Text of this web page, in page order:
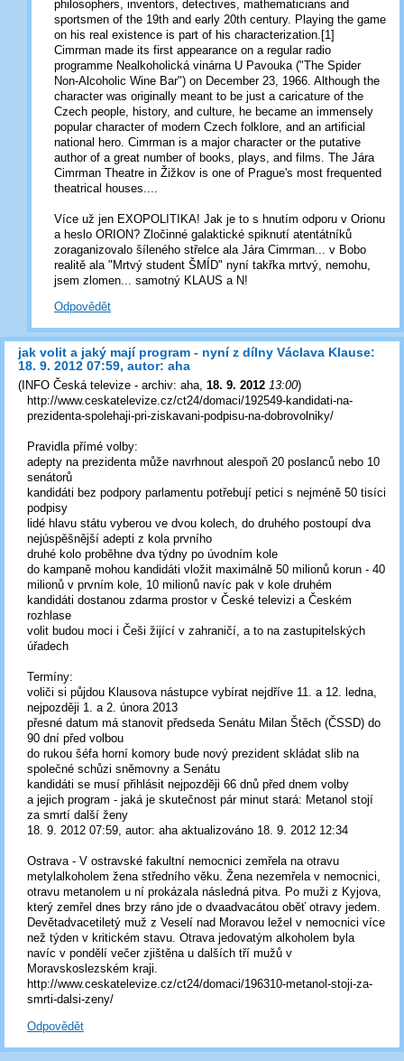
philosophers, inventors, detectives, mathematicians and
sportsmen of the 19th and early 20th century. Playing the game
on his real existence is part of his characterization.[1]
Cimrman made its first appearance on a regular radio
programme Nealkoholická vinárna U Pavouka ("The Spider
Non-Alcoholic Wine Bar") on December 23, 1966. Although the
character was originally meant to be just a caricature of the
Czech people, history, and culture, he became an immensely
popular character of modern Czech folklore, and an artificial
national hero. Cimrman is a major character or the putative
author of a great number of books, plays, and films. The Jára
Cimrman Theatre in Žižkov is one of Prague's most frequented
theatrical houses....
Více už jen EXOPOLITIKA! Jak je to s hnutím odporu v Orionu
a heslo ORION? Zločinné galaktické spiknutí atentátníků
zoraganizovalo šíleného střelce ala Jára Cimrman... v Bobo
realitě ala "Mrtvý student ŠMÍD" nyní takřka mrtvý, nemohu,
jsem zlomen... samotný KLAUS a N!
Odpovědět
jak volit a jaký mají program - nyní z dílny Václava Klause:
18. 9. 2012 07:59, autor: aha
( INFO Česká televize - archiv: aha, 18. 9. 2012 13:00)
http://www.ceskatelevize.cz/ct24/domaci/192549-kandidati-na-
prezidenta-spolehaji-pri-ziskavani-podpisu-na-dobrovolniky/
Pravidla přímé volby:
adepty na prezidenta může navrhnout alespoň 20 poslanců nebo 10
senátorů
kandidáti bez podpory parlamentu potřebují petici s nejméně 50 tisíci
podpisy
lidé hlavu státu vyberou ve dvou kolech, do druhého postoupí dva
nejúspěšnější adepti z kola prvního
druhé kolo proběhne dva týdny po úvodním kole
do kampaně mohou kandidáti vložit maximálně 50 milionů korun - 40
milionů v prvním kole, 10 milionů navíc pak v kole druhém
kandidáti dostanou zdarma prostor v České televizi a Českém
rozhlase
volit budou moci i Češi žijící v zahraničí, a to na zastupitelských
úřadech
Termíny:
voliči si půjdou Klausova nástupce vybírat nejdříve 11. a 12. ledna,
nejpozději 1. a 2. února 2013
přesné datum má stanovit předseda Senátu Milan Štěch (ČSSD) do
90 dní před volbou
do rukou šéfa horní komory bude nový prezident skládat slib na
společné schůzi sněmovny a Senátu
kandidáti se musí přihlásit nejpozději 66 dnů před dnem volby
a jejich program - jaká je skutečnost pár minut stará: Metanol stojí
za smrtí další ženy
18. 9. 2012 07:59, autor: aha aktualizováno 18. 9. 2012 12:34
Ostrava - V ostravské fakultní nemocnici zemřela na otravu
metylalkoholem žena středního věku. Žena nezemřela v nemocnici,
otravu metanolem u ní prokázala následná pitva. Po muži z Kyjova,
který zemřel dnes brzy ráno jde o dvaadvacátou oběť otravy jedem.
Devětadvacetiletý muž z Veselí nad Moravou ležel v nemocnici více
než týden v kritickém stavu. Otrava jedovatým alkoholem byla
navíc v pondělí večer zjištěna u dalších tří mužů v
Moravskoslezském kraji.
http://www.ceskatelevize.cz/ct24/domaci/196310-metanol-stoji-za-
smrti-dalsi-zeny/
Odpovědět